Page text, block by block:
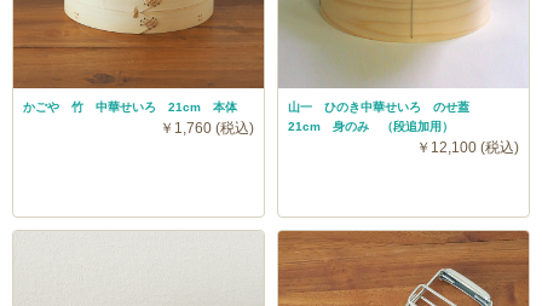
かごや 竹 中華せいろ 21cm 本体
￥1,760 (税込)
山一 ひのき中華せいろ のせ蓋
21cm 身のみ （段追加用）
￥12,100 (税込)